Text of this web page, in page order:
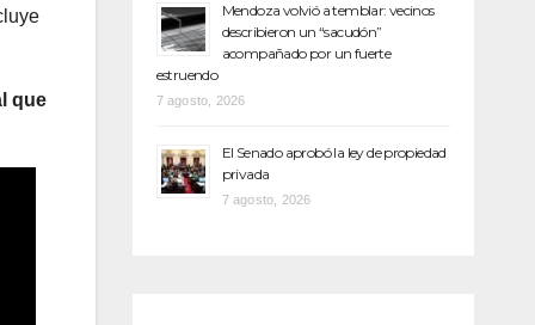
que
Mendoza volvió a temblar: vecinos
describieron un “sacudón”
acompañado por un fuerte
estruendo
7 agosto, 2026
El Senado aprobó la ley de propiedad
privada
7 agosto, 2026